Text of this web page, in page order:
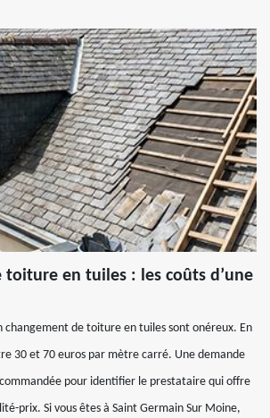
toiture en tuiles : les coûts d’une
changement de toiture en tuiles sont onéreux. En
30 et 70 euros par mètre carré. Une demande
pour identifier le prestataire qui offre
prix. Si vous êtes à Saint Germain Sur Moine,